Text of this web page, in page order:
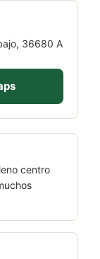
36680 A
centro